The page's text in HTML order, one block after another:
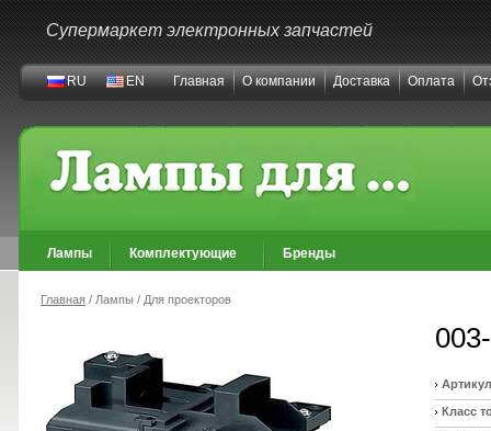
Супермаркет электронных запчастей
RU EN Главная О компании Доставка Оплата
Лампы Комплектующие Бренды
Главная / Лампы / Для проекторов
Класс